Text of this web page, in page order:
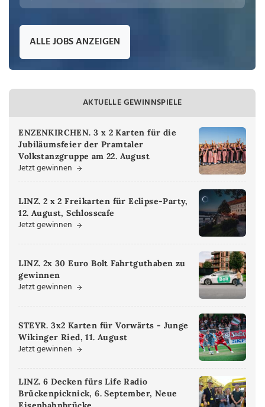
ALLE JOBS ANZEIGEN
AKTUELLE GEWINNSPIELE
ENZENKIRCHEN. 3 x 2 Karten für die
Jubiläumsfeier der Pramtaler
Volkstanzgruppe am 22. August
Jetzt gewinnen
LINZ. 2 x 2 Freikarten für Eclipse-Party,
12. August, Schlosscafe
Jetzt gewinnen
LINZ. 2x 30 Euro Bolt Fahrtguthaben zu
gewinnen
Jetzt gewinnen
STEYR. 3x2 Karten für Vorwärts - Junge
Wikinger Ried, 11. August
Jetzt gewinnen
LINZ. 6 Decken fürs Life Radio
Brückenpicknick, 6. September, Neue